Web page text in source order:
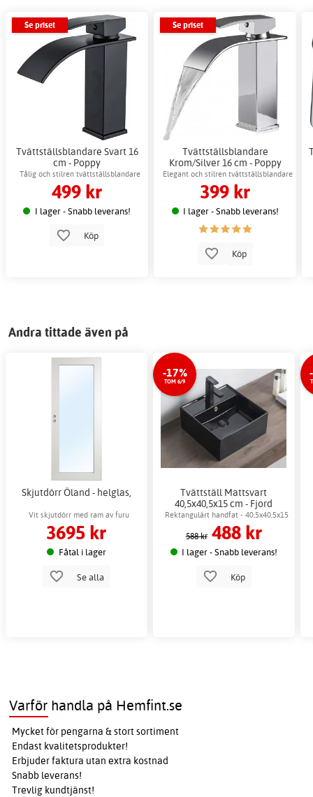
Se priset
Tvättställsblandare Svart 16
cm - Poppy
Tålig och stilren tvättställsblandare
499 kr
I lager - Snabb leverans!
Köp
Se priset
Tvättställsblandare
Krom/Silver 16 cm - Poppy
Elegant och stilren tvättställsblandare
lämplig för modern badrumsinredning
399 kr
I lager - Snabb leverans!
Köp
Andra tittade även på
Skjutdörr Öland - helglas,
Vit skjutdörr med ram av furu
3695 kr
Fåtal i lager
Se alla
-17%
TOM 6/9
Tvättställ Mattsvart
40,5x40,5x15 cm - Fjord
Rektangulärt handfat - 40,5x40,5x15
cm
588 kr 488 kr
I lager - Snabb leverans!
Köp
Varför handla på Hemfint.se
Mycket för pengarna & stort sortiment
Endast kvalitetsprodukter!
Erbjuder faktura utan extra kostnad
Snabb leverans!
Trevlig kundtjänst!